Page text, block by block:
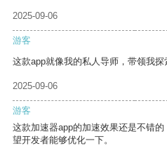
2025-09-06
游客
这款app就像我的私人导师，带领我探
2025-09-06
游客
这款加速器app的加速效果还是不错
望开发者能够优化一下。